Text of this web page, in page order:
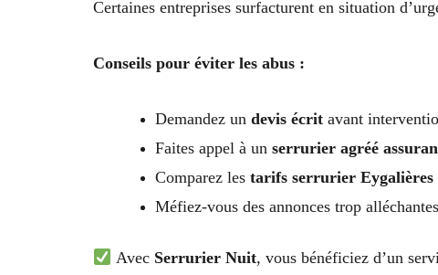
Certaines entreprises surfacturent en situation
Conseils pour éviter les abus :
Demandez un devis écrit avant
Faites appel à un serrurier agréé
Comparez les tarifs serrurier Eygalières
Méfiez-vous des annonces trop
Avec Serrurier Nuit, vous bénéficiez d’un